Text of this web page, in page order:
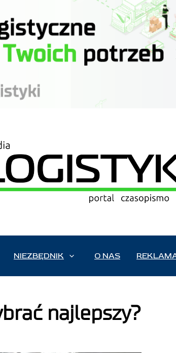
NIEZBĘDNIK O NAS
najlepszy?